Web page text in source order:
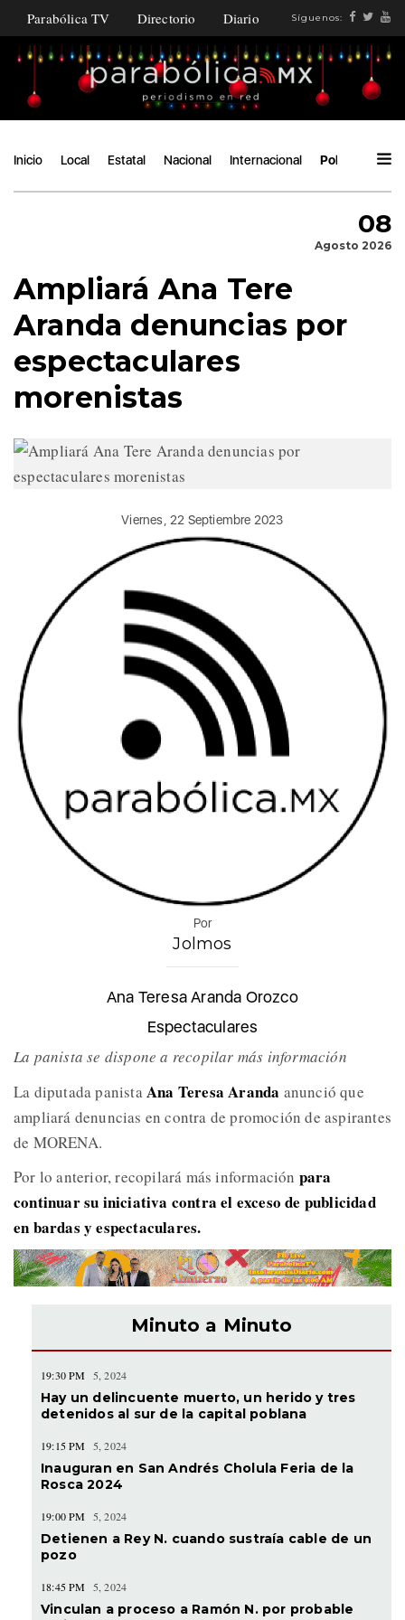
Parabólica TV Directorio Diario Síguenos:
Inicio Local Estatal Nacional Internacional Política
08
Agosto 2026
Ampliará Ana Tere
Aranda denuncias por
espectaculares
morenistas
Viernes, 22 Septiembre 2023
Por
Jolmos
Ana Teresa Aranda Orozco
Espectaculares
La panista se dispone a recopilar más información
La diputada panista Ana Teresa Aranda anunció que
ampliará denuncias en contra de promoción de aspirantes
de MORENA.
Por lo anterior, recopilará más información para
continuar su iniciativa contra el exceso de publicidad
en bardas y espectaculares.
Minuto a Minuto
19:30 PM 5, 2024
Hay un delincuente muerto, un herido y tres
detenidos al sur de la capital poblana
19:15 PM 5, 2024
Inauguran en San Andrés Cholula Feria de la
Rosca 2024
19:00 PM 5, 2024
Detienen a Rey N. cuando sustraía cable de un
pozo
18:45 PM 5, 2024
Vinculan a proceso a Ramón N. por probable